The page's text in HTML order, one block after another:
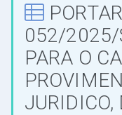
052/2025/
PARA O
JURIDICO,